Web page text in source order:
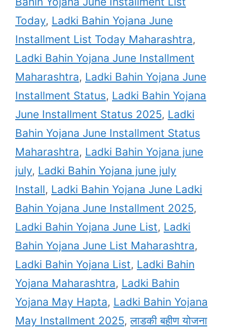
Today, Ladki Bahin Yojana June
Installment List Today Maharashtra,
Ladki Bahin Yojana June Installment
Maharashtra, Ladki Bahin Yojana June
Installment Status, Ladki Bahin Yojana
June Installment Status 2025, Ladki
Bahin Yojana June Installment Status
Maharashtra, Ladki Bahin Yojana june
july, Ladki Bahin Yojana june july
Install, Ladki Bahin Yojana June Ladki
Bahin Yojana June Installment 2025,
Ladki Bahin Yojana June List, Ladki
Bahin Yojana June List Maharashtra,
Ladki Bahin Yojana List, Ladki Bahin
Yojana Maharashtra, Ladki Bahin
Yojana May Hapta, Ladki Bahin Yojana
May Installment 2025,लाडकी बहीण योजना